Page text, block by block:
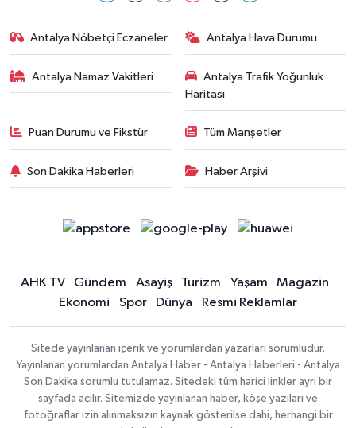
Antalya Nöbetçi Eczaneler Antalya Hava Durumu
Antalya Namaz Vakitleri
Antalya Trafik Yoğunluk
Haritası
Puan Durumu ve Fikstür Tüm Manşetler
Son Dakika Haberleri Haber Arşivi
AHK TV Gündem Asayiş Turizm Yaşam
Magazin
Ekonomi
Spor Dünya Resmi Reklamlar
Sitede yayınlanan içerik ve yorumlardan yazarları sorumludur.
Yayınlanan yorumlardan Antalya Haber - Antalya Haberleri - Antalya
Son Dakika sorumlu tutulamaz. Sitedeki tüm harici linkler ayrı bir
sayfada açılır. Sitemizde yayınlanan haber, köşe yazıları ve
fotoğraflar izin alınmaksızın kaynak gösterilse dahi, herhangi bir